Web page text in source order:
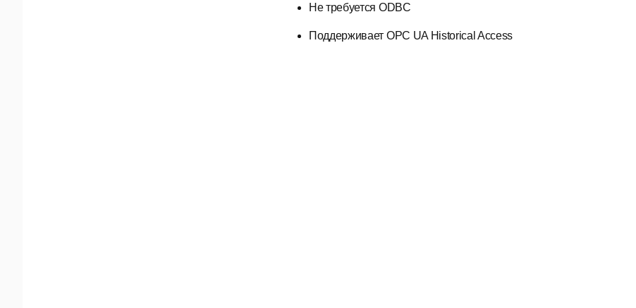
Не требуется ODBC
Поддерживает OPC UA Historical Access